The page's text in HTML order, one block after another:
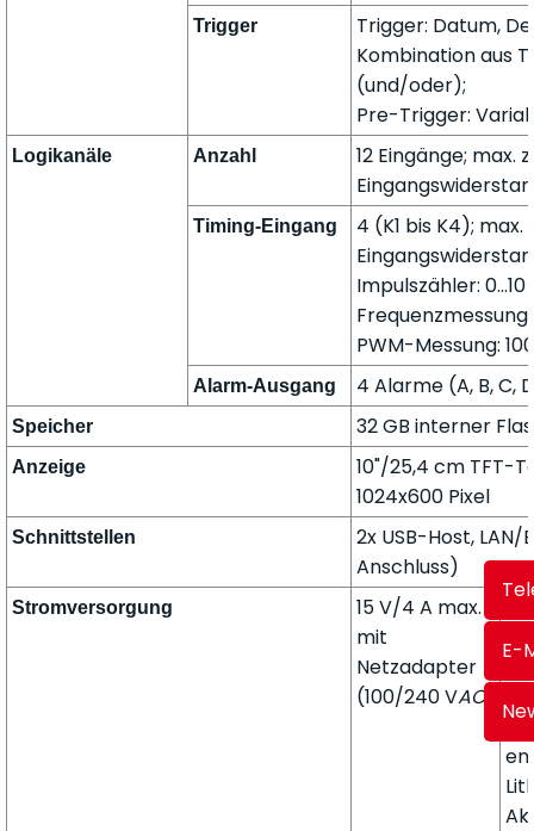
E-
Trigger
Trigger: Datum,
Kombination aus
(und/oder);
Pre-Trigger:
Logikanäle Anzahl
12 Eingänge; max.
Timing-Eingang
4 (K1 bis K4); max.
Impulszähler: 0...10
Frequenzmessung:
PWM-Messung:
Alarm-Ausgang 4 Alarme (A, B, C,
Speicher 32 GB interner
Anzeige
10"/25,4 cm TFT-
1024x600 Pixel
Schnittstellen
2x USB-Host,
Anschluss)
Stromversorgung
15 V/4 A max.
mit
Netzadapter
(100/240 VAC